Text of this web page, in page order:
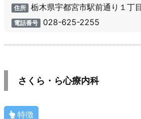
住所 栃木県宇都宮市駅前通り１丁
電話番号 028-625-2255
さくら・ら心療内科
特徴